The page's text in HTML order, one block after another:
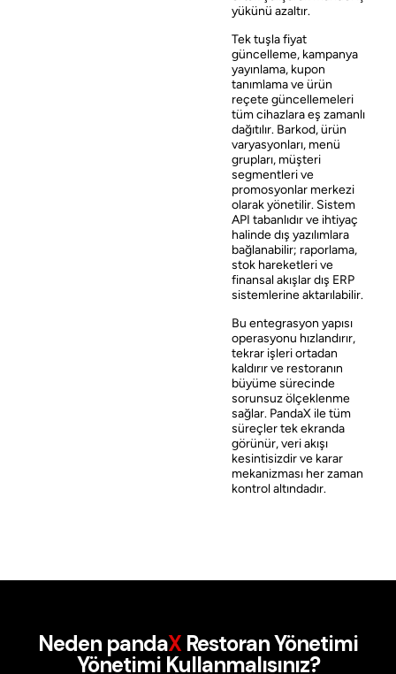
yükünü azaltır.
Tek tuşla fiyat
güncelleme, kampanya
yayınlama, kupon
tanımlama ve ürün
reçete güncellemeleri
tüm cihazlara eş zamanlı
dağıtılır. Barkod, ürün
varyasyonları, menü
grupları, müşteri
segmentleri ve
promosyonlar merkezi
olarak yönetilir. Sistem
API tabanlıdır ve ihtiyaç
halinde dış yazılımlara
bağlanabilir; raporlama,
stok hareketleri ve
finansal akışlar dış ERP
sistemlerine aktarılabilir.
Bu entegrasyon yapısı
operasyonu hızlandırır,
tekrar işleri ortadan
kaldırır ve restoranın
büyüme sürecinde
sorunsuz ölçeklenme
sağlar. PandaX ile tüm
süreçler tek ekranda
görünür, veri akışı
kesintisizdir ve karar
mekanizması her zaman
kontrol altındadır.
Neden pandaX Restoran Yönetimi
Yönetimi Kullanmalısınız?